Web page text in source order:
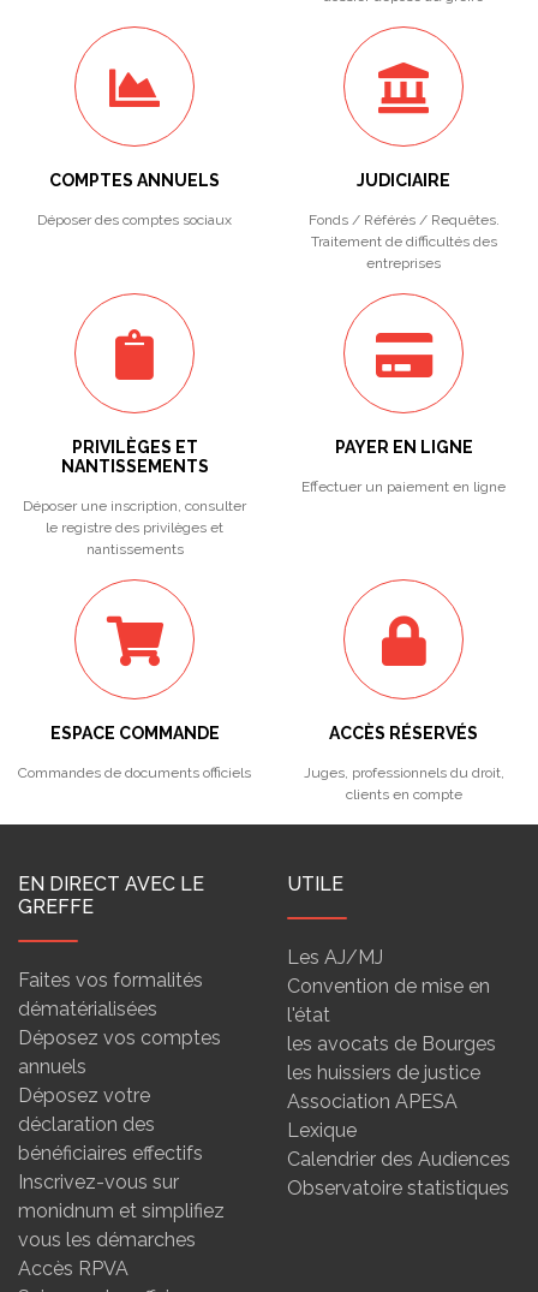
COMPTES ANNUELS
Déposer des comptes sociaux
JUDICIAIRE
Fonds / Référés / Requêtes.
Traitement de difficultés des
entreprises
PRIVILÈGES ET
NANTISSEMENTS
Déposer une inscription, consulter
le registre des privilèges et
nantissements
PAYER EN LIGNE
Effectuer un paiement en ligne
ESPACE COMMANDE
Commandes de documents officiels
ACCÈS RÉSERVÉS
Juges, professionnels du droit,
clients en compte
EN DIRECT AVEC LE
GREFFE
Faites vos formalités
dématérialisées
Déposez vos comptes
annuels
Déposez votre
déclaration des
bénéficiaires effectifs
Inscrivez-vous sur
monidnum et simplifiez
vous les démarches
Accès RPVA
UTILE
Les AJ/MJ
Convention de mise en
l'état
les avocats de Bourges
les huissiers de justice
Association APESA
Lexique
Calendrier des Audiences
Observatoire statistiques